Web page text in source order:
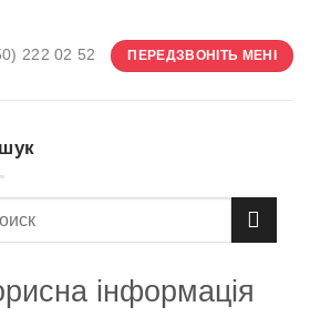
222 02 52 ПЕРЕДЗВОНІТЬ МЕНІ
інформація